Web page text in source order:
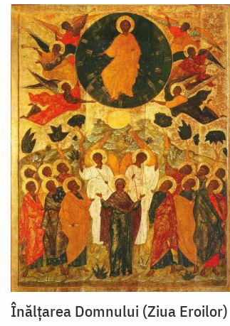
Înălțarea Domnului (Ziua Eroilor)